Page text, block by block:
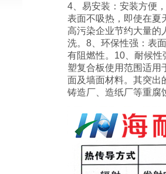
4、易安装：安装方便
表面不吸热，即使在夏
高污染企业节约大量的
洗。8、环保性强：表
有阻燃性。10、耐候性
塑复合板使用范围适用
面及墙面材料。其突出
铸造厂、造纸厂等重腐